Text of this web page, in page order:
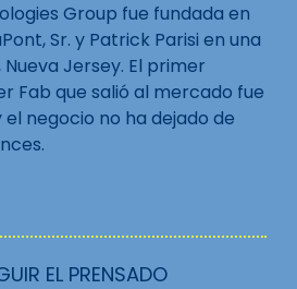
Group fue fundada en
Sr. y Patrick Parisi en una
Jersey. El primer
Fab que salió al mercado fue
negocio no ha dejado de
EL PRENSADO